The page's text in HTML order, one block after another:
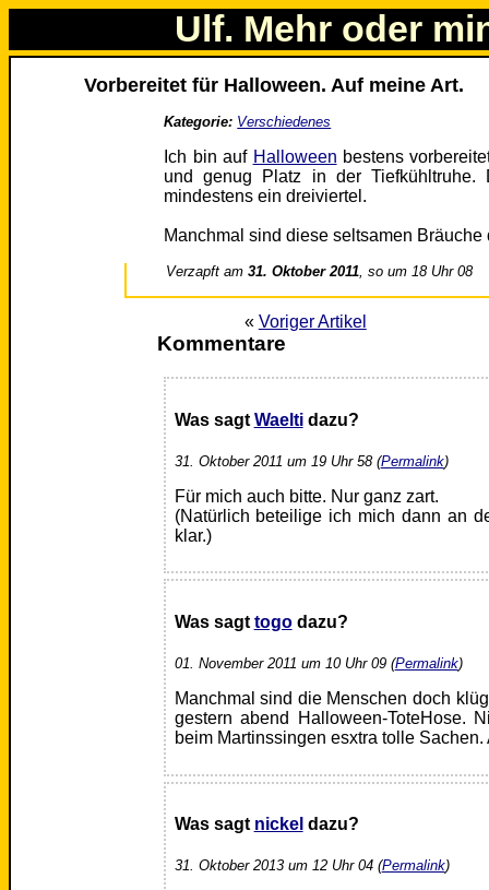
Ulf. Mehr oder
Vorbereitet für Halloween. Auf meine Art.
Kategorie: Verschiedenes
Ich bin auf Halloween bestens
und genug Platz in der
mindestens ein dreiviertel.
Manchmal sind diese seltsamen
Verzapft am31. Oktober 2011, so um 18 Uhr 08
« Voriger Artikel
Kommentare
Was sagt Waeltidazu?
31. Oktober 2011 um 19 Uhr 58 (Permalink)
Für mich auch bitte. Nur ganz zart.
(Natürlich beteilige ich mich dann an
klar.)
Was sagt togodazu?
01. November 2011 um 10 Uhr 09 (Permalink)
Manchmal sind die Menschen doch
gestern abend Halloween-ToteHose.
beim Martinssingen esxtra tolle
Was sagt nickel dazu?
31. Oktober 2013 um 12 Uhr 04 (Permalink)